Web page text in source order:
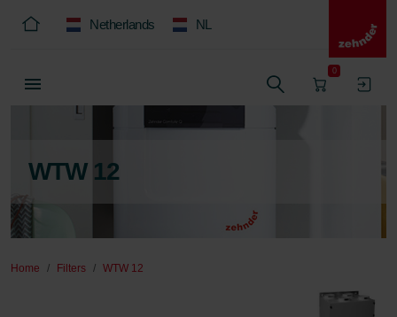
Netherlands NL
0
WTW 12
Home Filters WTW 12